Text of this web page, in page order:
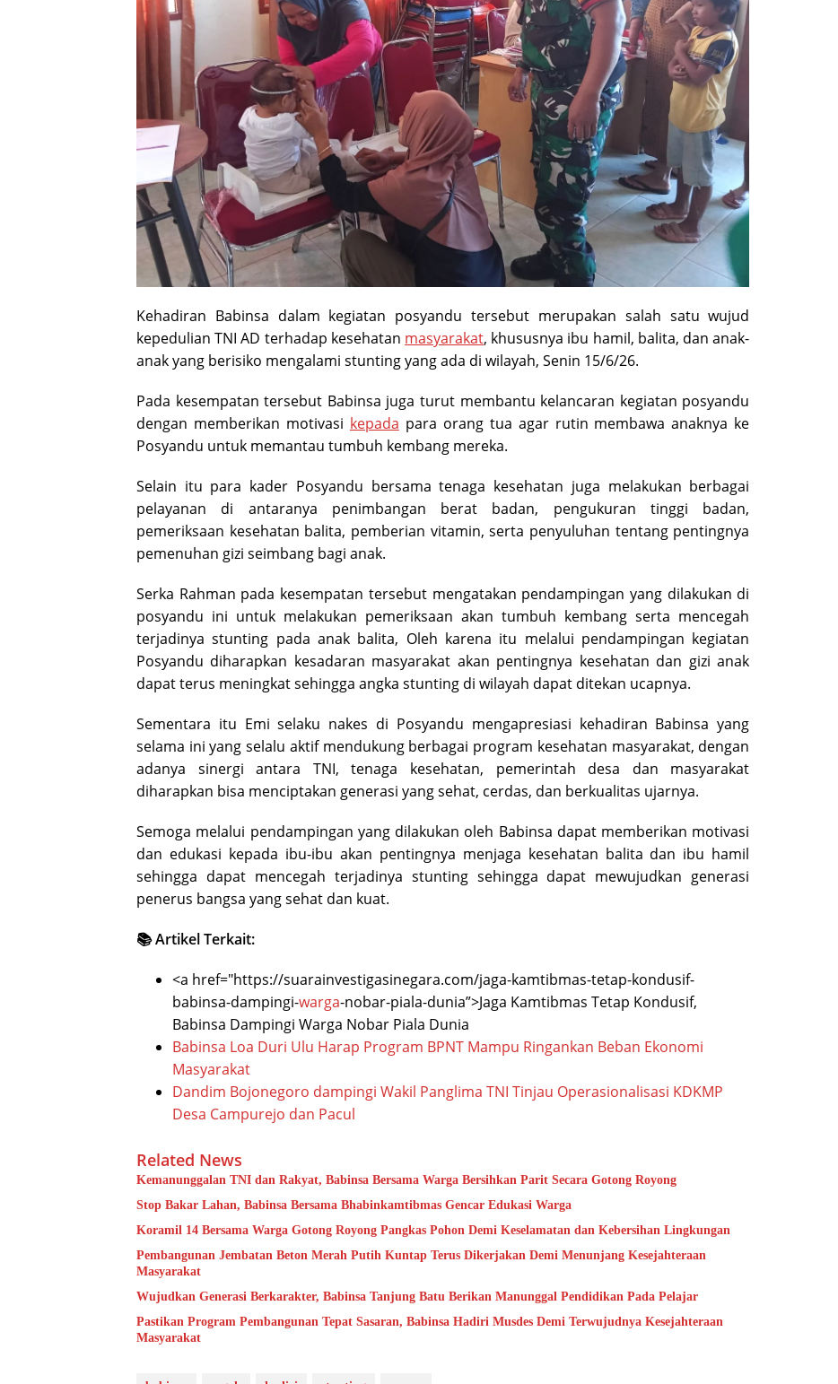
Kehadiran Babinsa dalam kegiatan posyandu tersebut merupakan salah satu wujud
kepedulian TNI AD terhadap kesehatan masyarakat, khususnya ibu hamil, balita, dan anak-
anak yang berisiko mengalami stunting yang ada di wilayah, Senin 15/6/26.
Pada kesempatan tersebut Babinsa juga turut membantu kelancaran kegiatan posyandu
dengan memberikan motivasi kepada para orang tua agar rutin membawa anaknya ke
Posyandu untuk memantau tumbuh kembang mereka.
Selain itu para kader Posyandu bersama tenaga kesehatan juga melakukan berbagai
pelayanan di antaranya penimbangan berat badan, pengukuran tinggi badan,
pemeriksaan kesehatan balita, pemberian vitamin, serta penyuluhan tentang pentingnya
pemenuhan gizi seimbang bagi anak.
Serka Rahman pada kesempatan tersebut mengatakan pendampingan yang dilakukan di
posyandu ini untuk melakukan pemeriksaan akan tumbuh kembang serta mencegah
terjadinya stunting pada anak balita, Oleh karena itu melalui pendampingan kegiatan
Posyandu diharapkan kesadaran masyarakat akan pentingnya kesehatan dan gizi anak
dapat terus meningkat sehingga angka stunting di wilayah dapat ditekan ucapnya.
Sementara itu Emi selaku nakes di Posyandu mengapresiasi kehadiran Babinsa yang
selama ini yang selalu aktif mendukung berbagai program kesehatan masyarakat, dengan
adanya sinergi antara TNI, tenaga kesehatan, pemerintah desa dan masyarakat
diharapkan bisa menciptakan generasi yang sehat, cerdas, dan berkualitas ujarnya.
Semoga melalui pendampingan yang dilakukan oleh Babinsa dapat memberikan motivasi
dan edukasi kepada ibu-ibu akan pentingnya menjaga kesehatan balita dan ibu hamil
sehingga dapat mencegah terjadinya stunting sehingga dapat mewujudkan generasi
penerus bangsa yang sehat dan kuat.
📚 Artikel Terkait:
<a href="https://suarainvestigasinegara.com/jaga-kamtibmas-tetap-kondusif-
babinsa-dampingi-warga-nobar-piala-dunia”>Jaga Kamtibmas Tetap Kondusif,
Babinsa Dampingi Warga Nobar Piala Dunia
Babinsa Loa Duri Ulu Harap Program BPNT Mampu Ringankan Beban Ekonomi
Masyarakat
Dandim Bojonegoro dampingi Wakil Panglima TNI Tinjau Operasionalisasi KDKMP
Desa Campurejo dan Pacul
Related News
Kemanunggalan TNI dan Rakyat, Babinsa Bersama Warga Bersihkan Parit Secara Gotong Royong
Stop Bakar Lahan, Babinsa Bersama Bhabinkamtibmas Gencar Edukasi Warga
Koramil 14 Bersama Warga Gotong Royong Pangkas Pohon Demi Keselamatan dan Kebersihan Lingkungan
Pembangunan Jembatan Beton Merah Putih Kuntap Terus Dikerjakan Demi Menunjang Kesejahteraan
Masyarakat
Wujudkan Generasi Berkarakter, Babinsa Tanjung Batu Berikan Manunggal Pendidikan Pada Pelajar
Pastikan Program Pembangunan Tepat Sasaran, Babinsa Hadiri Musdes Demi Terwujudnya Kesejahteraan
Masyarakat